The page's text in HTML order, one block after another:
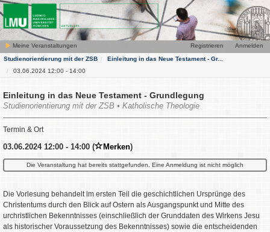
Meine Veranstaltungen Anmelden
Registrieren
Studienorientierung mit der ZSB
Einleitung in das Neue Testament - Gr...
03.06.2024 12:00 - 14:00
Einleitung in das Neue Testament - Grundlegung
Studienorientierung mit der ZSB • Katholische Theologie
Termin & Ort
03.06.2024 12:00 - 14:00 ( Merken)
Die Veranstaltung hat bereits stattgefunden. Eine Anmeldung ist nicht möglich
Die Vorlesung behandelt im ersten Teil die geschichtlichen Ursprünge des
Christentums durch den Blick auf Ostern als Ausgangspunkt und Mitte des
urchristlichen Bekenntnisses (einschließlich der Grunddaten des Wirkens Jesu
als historischer Voraussetzung des Bekenntnisses) sowie die entscheidenden